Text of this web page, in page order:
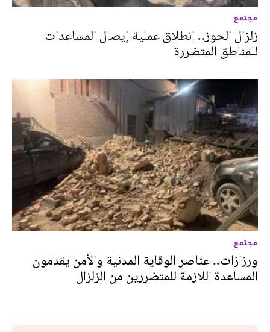
مجتمع
زلزال الحوز.. انطلاق عملية إيصال المساعدات
للمناطق المتضررة
مجتمع
ورزازات.. عناصر الوقاية المدنية والأمن يقدمون
المساعدة اللازمة للمتضررين من الزلزال